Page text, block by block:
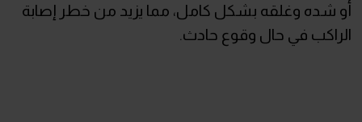
أو شده وغلقه بشكل كامل، مما يزيد من خطر إصابة
الراكب في حال وقوع حادث.